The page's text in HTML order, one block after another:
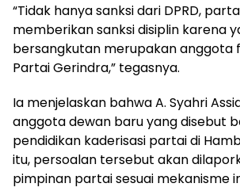
“Tidak hanya sanksi dari DPRD,
memberikan sanksi disiplin karena
bersangkutan merupakan anggota
Partai Gerindra,” tegasnya.
Ia menjelaskan bahwa A. Syahri
anggota dewan baru yang disebut
pendidikan kaderisasi partai di
itu, persoalan tersebut akan
pimpinan partai sesuai mekanisme